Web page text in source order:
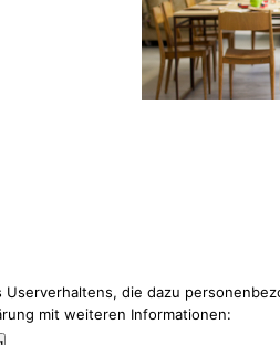
die dazu
mit weiteren Informationen: